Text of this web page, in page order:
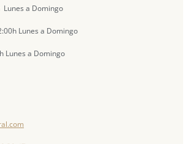
Lunes a Domingo
Lunes a Domingo
Lunes a Domingo